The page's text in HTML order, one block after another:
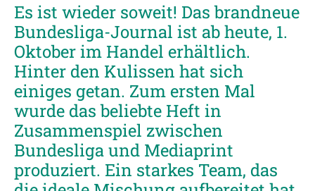
Es ist wieder soweit! Das brandneue
Bundesliga-Journal ist ab heute, 1.
Oktober im Handel erhältlich.
Hinter den Kulissen hat sich
einiges getan. Zum ersten Mal
wurde das beliebte Heft in
Zusammenspiel zwischen
Bundesliga und Mediaprint
produziert. Ein starkes Team, das